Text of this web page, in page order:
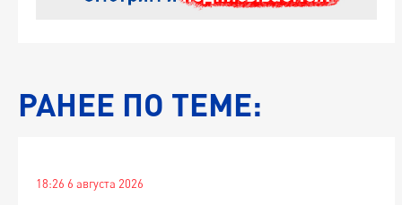
РАНЕЕ ПО ТЕМЕ:
18:26 6 августа 2026